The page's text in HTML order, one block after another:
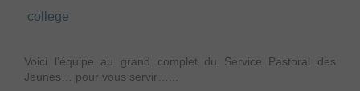
college
Voici l’équipe au grand complet du Service Pastoral des
Jeunes… pour vous servir…...